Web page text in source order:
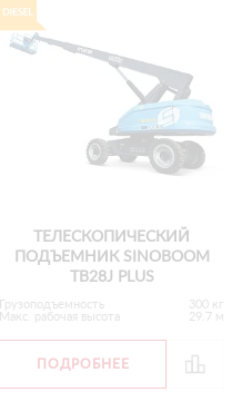
ТЕЛЕСКОПИЧЕСКИЙ
ПОДЪЕМНИК SINOBOOM
TB28J PLUS
Грузоподъемность
300 кг
Макс. рабочая высота
29.7 м
ПОДРОБНЕЕ